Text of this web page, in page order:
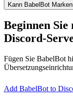
Kann BabelBot
Beginnen
Discord-
Fügen Sie BabelBot
Add BabelBot to